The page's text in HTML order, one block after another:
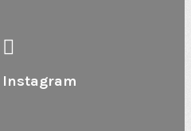
Instagram